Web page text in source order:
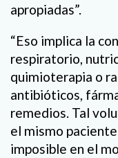
apropiadas”.
“Eso implica la
respiratorio,
quimioterapia o
antibióticos,
remedios. Tal
el mismo
imposible en el